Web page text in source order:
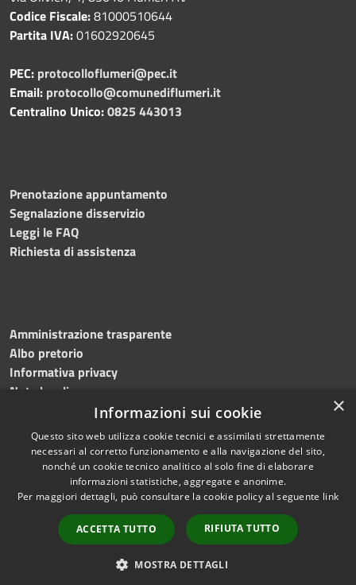
Codice Fiscale:81000510644
Partita IVA:01602920645
PEC: protocolloflumeri@pec.it
Email: protocollo@comunediflumeri.it
Centralino Unico:0825 443013
Prenotazione appuntamento
Segnalazione disservizio
Leggi le FAQ
Richiesta di assistenza
Amministrazione trasparente
Albo pretorio
Informativa privacy
Note legali
Dichiarazione di accessibilità
Accessibilità
Copyright © 2026 • Comune di
Flumeri • Powered by
Municipium•
Accesso
redazione
×
Informazioni sui cookie
Questo sito web utilizza cookie tecnici e assimilati strettamente
necessari al corretto funzionamento e alla navigazione del sito,
nonché un cookie tecnico analitico al solo fine di elaborare
informazioni statistiche, aggregate e anonime.
Per maggiori dettagli, può consultare la cookie policy al seguente link
ACCETTA TUTTO RIFIUTA TUTTO
MOSTRA DETTAGLI